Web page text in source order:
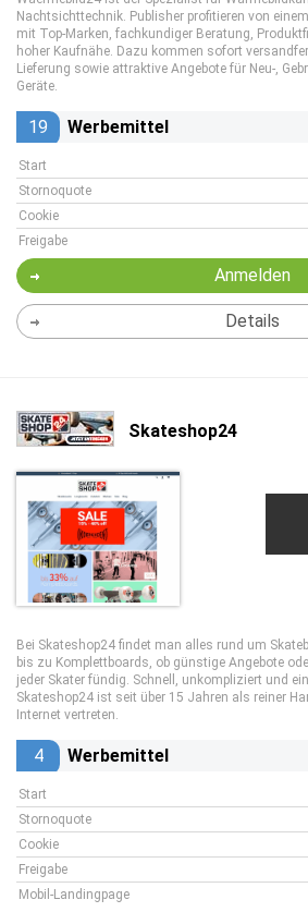
Nachtsichttechnik. Publisher profitieren von
mit Top-Marken, fachkundiger Beratung,
hoher Kaufnähe. Dazu kommen sofort
Lieferung sowie attraktive Angebote für Neu-,
Geräte.
19 Werbemittel
Start
Stornoquote
Cookie
Freigabe
Anmelden
Details
Skateshop24
Bei Skateshop24 findet man alles rund um
bis zu Komplettboards, ob günstige Angebote
jeder Skater fündig. Schnell, unkompliziert und
Skateshop24 ist seit über 15 Jahren als reiner
Internet vertreten.
4 Werbemittel
Start
Stornoquote
Cookie
Freigabe
Mobil-Landingpage